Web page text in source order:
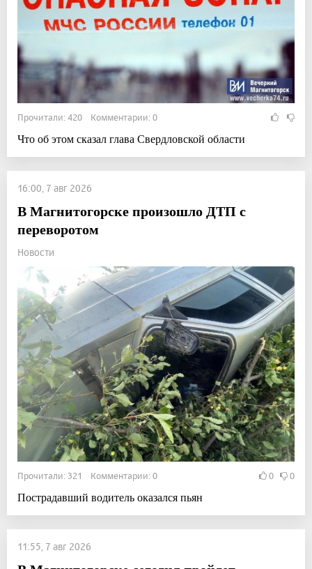
Прочитали: 420 Комментарии: 0
Что об этом сказал глава Свердловской области
16:00, 7 авг 2026
В Магнитогорске произошло ДТП с
переворотом
Новости
Прочитали: 321 Комментарии: 0 0 0
Пострадавший водитель оказался пьян
11:55, 7 авг 2026